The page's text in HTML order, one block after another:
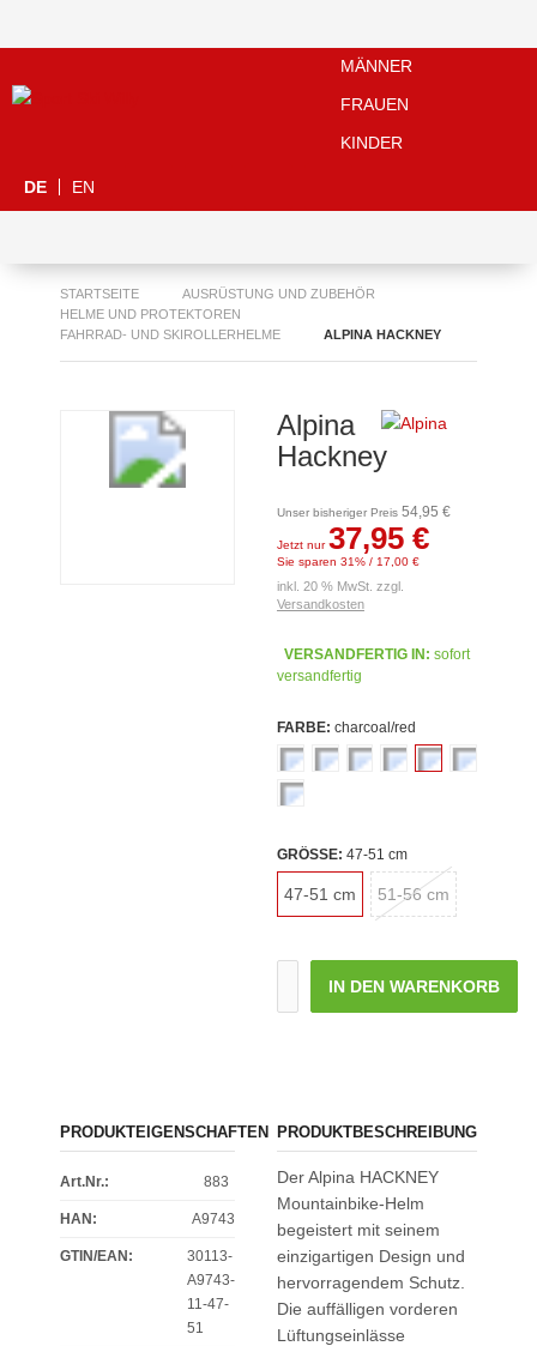
MÄNNER
FRAUEN
KINDER
DE EN
STARTSEITE
AUSRÜSTUNG UND ZUBEHÖR
HELME UND PROTEKTOREN
FAHRRAD- UND SKIROLLERHELME
ALPINA HACKNEY
Alpina
Hackney
Unser bisheriger Preis 54,95 €
Jetzt nur37,95 €
Sie sparen 31% / 17,00 €
inkl. 20 % MwSt. zzgl.
Versandkosten
VERSANDFERTIG IN: sofort
versandfertig
FARBE: charcoal/red
GRÖSSE: 47-51 cm
47-51 cm 51-56 cm
IN DEN WARENKORB
PRODUKTEIGENSCHAFTEN
Art.Nr.: 883
HAN: A9743
GTIN/EAN:
30113-
A9743-
11-47-
51
PRODUKTBESCHREIBUNG
Der Alpina HACKNEY
Mountainbike-Helm
begeistert mit seinem
einzigartigen Design und
hervorragendem Schutz.
Die auffälligen vorderen
Lüftungseinlässe